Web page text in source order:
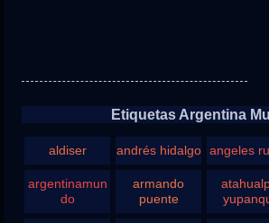
Etiquetas Argentina
aldiser andrés hidalgo angeles
argentinamun
do
armando
puente